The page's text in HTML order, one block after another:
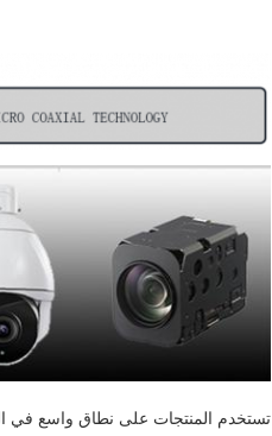
تستخدم المنتجات على نطاق واسع في